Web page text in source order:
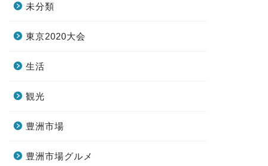
未分類
東京2020大会
生活
観光
豊洲市場
豊洲市場グルメ